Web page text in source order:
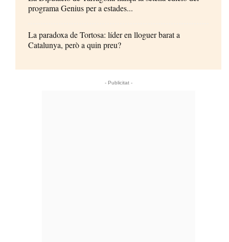
programa Genius per a estades...
La paradoxa de Tortosa: líder en lloguer barat a
Catalunya, però a quin preu?
- Publicitat -